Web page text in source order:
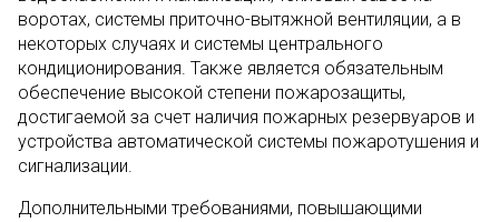
воротах, системы приточно-вытяжной вентиляции, а в
некоторых случаях и системы центрального
кондиционирования. Также является обязательным
обеспечение высокой степени пожарозащиты,
достигаемой за счет наличия пожарных резервуаров и
устройства автоматической системы пожаротушения и
сигнализации.
Дополнительными требованиями, повышающими